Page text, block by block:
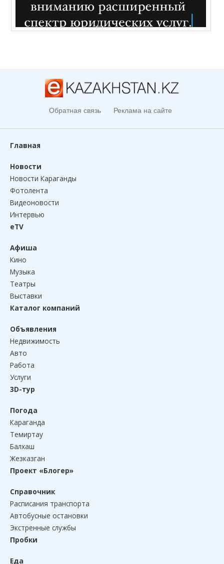
Обратная связь Реклама на сайте
Главная
Новости
Новости Караганды
Фотолента
Видеоновости
Интервью
eTV
Афиша
Кино
Музыка
Театры
Выставки
Каталог компаний
Объявления
Недвижимость
Авто
Работа
Услуги
3D-тур
Погода
Караганда
Темиртау
Балхаш
Жезказган
Проект «Блогер»
Справочник
Расписания транспорта
Автобусные остановки
Экстренные службы
Пробки
Еда